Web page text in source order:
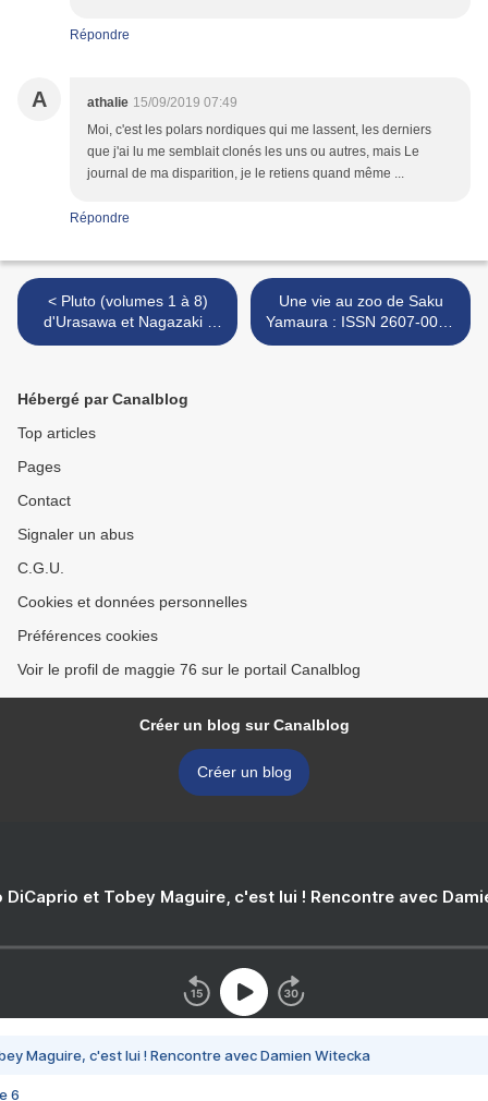
Répondre
A athalie 15/09/2019 07:49
Moi, c'est les polars nordiques qui me lassent, les derniers
que j'ai lu me semblait clonés les uns ou autres, mais Le
journal de ma disparition, je le retiens quand même ...
Répondre
< Pluto (volumes 1 à 8)
d'Urasawa et Nagazaki :
ISSN 2607-0006
Une vie au zoo de Saku
Yamaura : ISSN 2607-0006
>
Hébergé par Canalblog
Top articles
Pages
Contact
Signaler un abus
C.G.U.
Cookies et données personnelles
Préférences cookies
Voir le profil de maggie 76 sur le portail Canalblog
Créer un blog sur Canalblog
Créer un blog
DiCaprio et Tobey Maguire, c'est lui ! Rencontre avec
Maguire, c'est lui ! Rencontre avec Damien Witecka
6